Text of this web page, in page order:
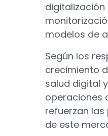
modelos de
Según los
crecimiento
salud digital
operaciones
refuerzan
de este